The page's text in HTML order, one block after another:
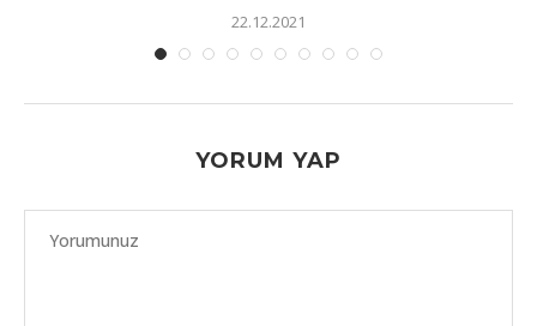
22.12.2021
YORUM YAP